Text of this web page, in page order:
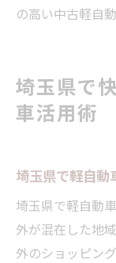
の高い中古軽自
埼玉県で
車活用術
埼玉県で軽自動
埼玉県で軽自動
外が混在した地
外のショッピン